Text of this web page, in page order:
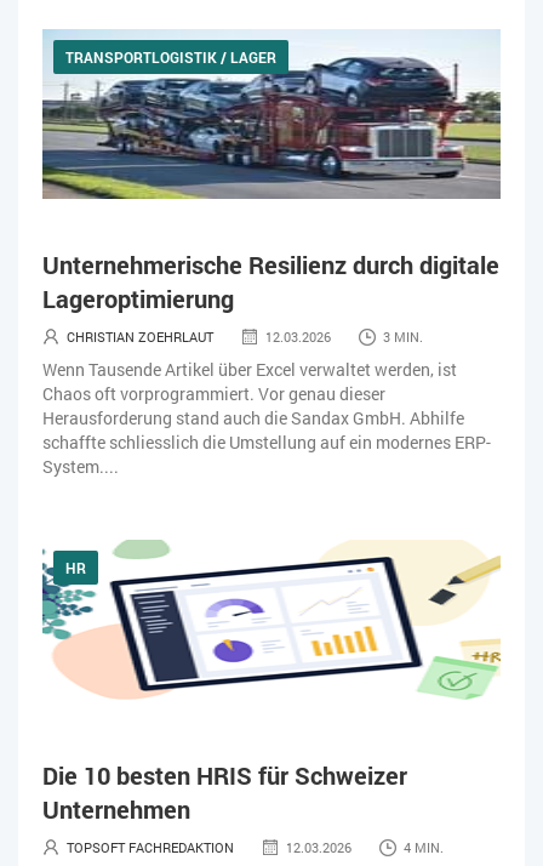
TRANSPORTLOGISTIK / LAGER
Unternehmerische Resilienz durch digitale
Lageroptimierung
CHRISTIAN ZOEHRLAUT 12.03.2026 3 MIN.
Wenn Tausende Artikel über Excel verwaltet werden, ist
Chaos oft vorprogrammiert. Vor genau dieser
Herausforderung stand auch die Sandax GmbH. Abhilfe
schaffte schliesslich die Umstellung auf ein modernes ERP-
System....
HR
Die 10 besten HRIS für Schweizer
Unternehmen
TOPSOFT FACHREDAKTION 12.03.2026 4 MIN.